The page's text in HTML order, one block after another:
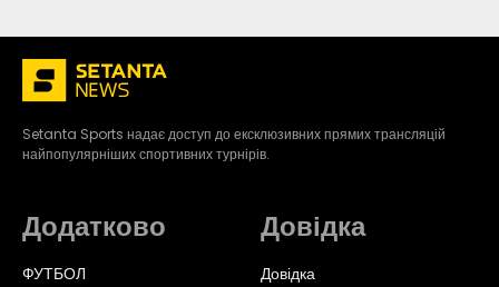
Setanta Sports надає доступ до ексклюзивних прямих трансляцій
найпопулярніших спортивних турнірів.
Додатково
ФУТБОЛ
Довідка
Довідка